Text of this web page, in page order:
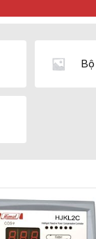
Bộ